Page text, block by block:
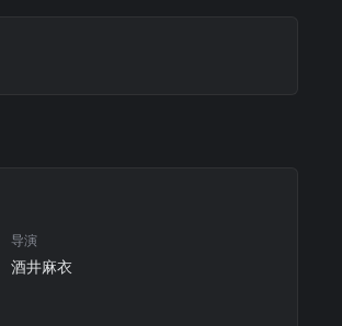
导演
酒井麻衣